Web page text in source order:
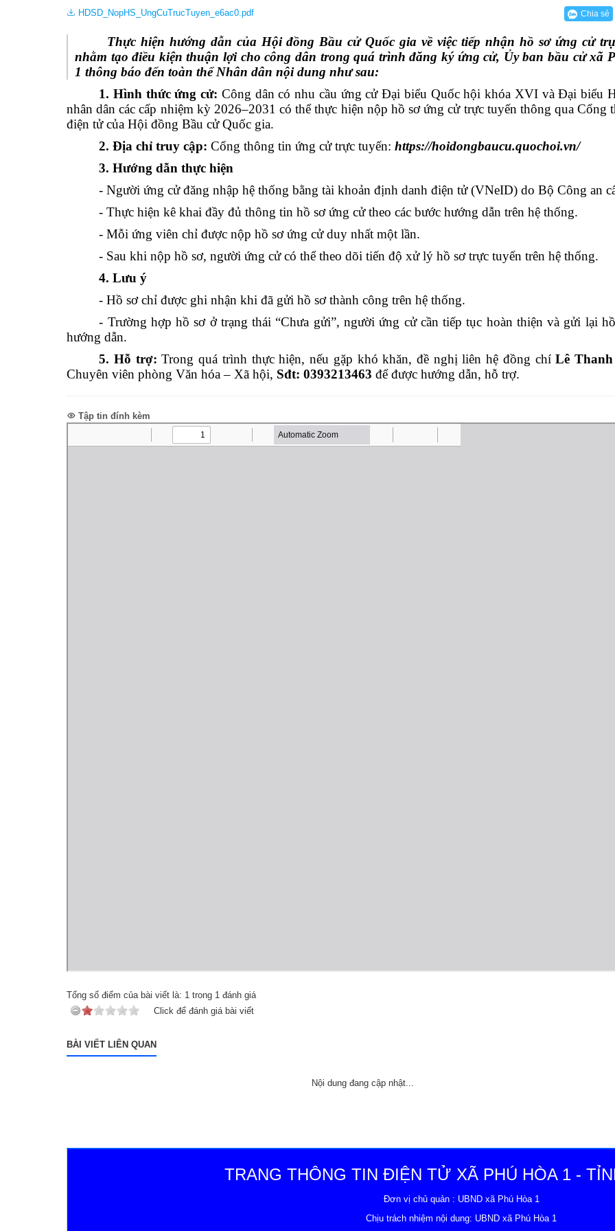
Phòng Văn hóa - Xã hội
Trung tâm phục vụ Hành chính công
Trung tâm cung ứng Dịch vụ sự nghiệp công:
Hội Cựu chiến binh
Đoàn TNCS Hồ Chí Minh
Lãnh đạo UBMTTQ VN
Hoạt động Hội đồng nhân dân
Hoạt động của các thôn, buôn
Chuyển đổi số
Công văn
Báo cáo
Chỉ thị
Văn bản quy phạm pháp luật
Thông tin dự án
Hỏi đáp
HDSD_NopHS_UngCuTrucTuyen_e6ac0.pdf Chia sẻ
Thực hiện hướng dẫn của Hội đồng Bầu cử Quốc gia về việc tiếp nhận hồ sơ ứng cử
nhằm tạo điều kiện thuận lợi cho công dân trong quá trình đăng ký ứng cử, Ủy ban bầu cử xã
1 thông báo đến toàn thể Nhân dân nội dung như sau:
1. Hình thức ứng cử: Công dân có nhu cầu ứng cử Đại biểu Quốc hội khóa XVI và Đại biểu
nhân dân các cấp nhiệm kỳ 2026–2031 có thể thực hiện nộp hồ sơ ứng cử trực tuyến thông qua Cổng
điện tử của Hội đồng Bầu cử Quốc gia.
2. Địa chỉ truy cập:Cổng thông tin ứng cử trực tuyến:https://hoidongbaucu.quochoi.vn/
3. Hướng dẫn thực hiện
- Người ứng cử đăng nhập hệ thống bằng tài khoản định danh điện tử (VNeID) do Bộ Công an
- Thực hiện kê khai đầy đủ thông tin hồ sơ ứng cử theo các bước hướng dẫn trên hệ thống.
- Mỗi ứng viên chỉ được nộp hồ sơ ứng cử duy nhất một lần.
- Sau khi nộp hồ sơ, người ứng cử có thể theo dõi tiến độ xử lý hồ sơ trực tuyến trên hệ thống.
4. Lưu ý
- Hồ sơ chỉ được ghi nhận khi đã gửi hồ sơ thành công trên hệ thống.
- Trường hợp hồ sơ ở trạng thái “Chưa gửi”, người ứng cử cần tiếp tục hoàn thiện và gửi lại
hướng dẫn.
5. Hỗ trợ:Trong quá trình thực hiện, nếu gặp khó khăn, đề nghị liên hệ đồng chíLê
Chuyên viên phòng Văn hóa – Xã hội, Sđt: 0393213463 để được hướng dẫn, hỗ trợ.
Tập tin đính kèm
Tổng số điểm của bài viết là: 1 trong 1 đánh giá
Click để đánh giá bài viết
BÀI VIẾT LIÊN QUAN
Nội dung đang cập nhật...
TRANG THÔNG TIN ĐIỆN TỬ XÃ PHÚ HÒA 1 -
Đơn vị chủ quản : UBND xã Phú Hòa 1
Chịu trách nhiệm nội dung: UBND xã Phú Hòa 1